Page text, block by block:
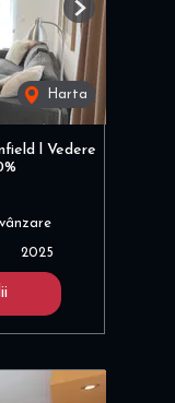
Harta
Next
l Vedere
2025